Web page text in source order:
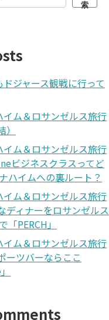
索
ジャース観戦に行って
イム＆ロサンゼルス旅行
イム＆ロサンゼルス旅行
ビジネスクラスってど
ハイムへの裏ルート？
イム＆ロサンゼルス旅行
ディナーをロサンゼルス
「PERCH」
イム＆ロサンゼルス旅行
ーツバーならここ